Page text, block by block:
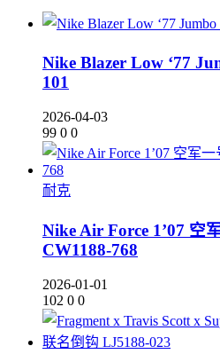
Nike Blazer Low ‘77
101
2026-04-03
99 0 0
耐克
Nike Air Force 1’07 空
CW1188-768
2026-01-01
102 0 0